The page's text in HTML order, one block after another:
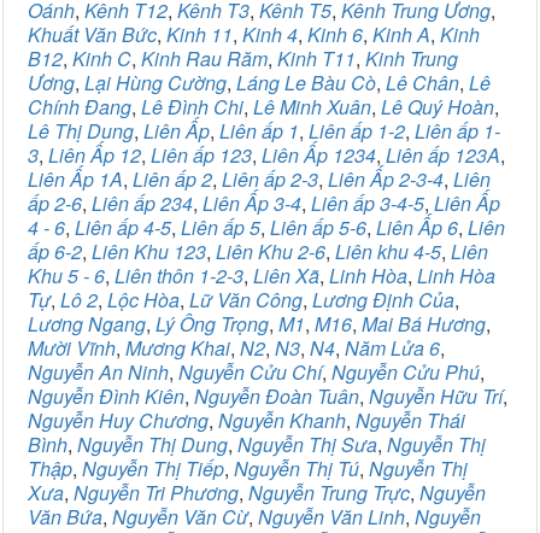
Oánh, Kênh T12, Kênh T3, Kênh T5, Kênh Trung Ương,
Khuất Văn Bức, Kinh 11, Kinh 4, Kinh 6, Kinh A, Kinh
B12, Kinh C, Kinh Rau Răm, Kinh T11, Kinh Trung
Ương, Lại Hùng Cường, Láng Le Bàu Cò, Lê Chân, Lê
Chính Đang, Lê Đình Chi, Lê Minh Xuân, Lê Quý Hoàn,
Lê Thị Dung, Liên Ấp, Liên ấp 1, Liên ấp 1-2, Liên ấp 1-
3, Liên Ấp 12, Liên ấp 123, Liên Ấp 1234, Liên ấp 123A,
Liên Ấp 1A, Liên ấp 2, Liên ấp 2-3, Liên Ấp 2-3-4, Liên
ấp 2-6, Liên ấp 234, Liên Ấp 3-4, Liên ấp 3-4-5, Liên Ấp
4 - 6, Liên ấp 4-5, Liên ấp 5, Liên ấp 5-6, Liên Ấp 6, Liên
ấp 6-2, Liên Khu 123, Liên Khu 2-6, Liên khu 4-5, Liên
Khu 5 - 6, Liên thôn 1-2-3, Liên Xã, Linh Hòa, Linh Hòa
Tự, Lô 2, Lộc Hòa, Lữ Văn Công, Lương Định Của,
Lương Ngang, Lý Ông Trọng, M1, M16, Mai Bá Hương,
Mười Vĩnh, Mương Khai, N2, N3, N4, Năm Lửa 6,
Nguyễn An Ninh, Nguyễn Cửu Chí, Nguyễn Cửu Phú,
Nguyễn Đình Kiên, Nguyễn Đoàn Tuân, Nguyễn Hữu Trí,
Nguyễn Huy Chương, Nguyễn Khanh, Nguyễn Thái
Bình, Nguyễn Thị Dung, Nguyễn Thị Sưa, Nguyễn Thị
Thập, Nguyễn Thị Tiếp, Nguyễn Thị Tú, Nguyễn Thị
Xưa, Nguyễn Tri Phương, Nguyễn Trung Trực, Nguyễn
Văn Bứa, Nguyễn Văn Cừ, Nguyễn Văn Linh, Nguyễn